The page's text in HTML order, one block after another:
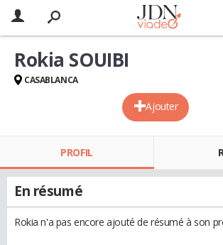
Ajouter
Rokia SOUIBI
CASABLANCA
PROFIL
En résumé
Rokia n'a pas encore ajouté de résumé à son